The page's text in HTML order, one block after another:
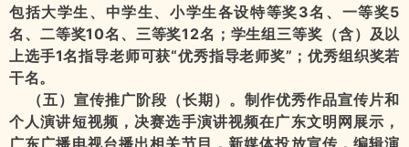
包括大学生、中学生、小学生各设特等奖3名、一等奖5
名、二等奖10名、三等奖12名；学生组三等奖（含）及以
上选手1名指导老师可获“优秀指导老师奖”；优秀组织奖若
干名。
（五）宣传推广阶段（长期）。制作优秀作品宣传片和
个人演讲短视频，决赛选手演讲视频在广东文明网展示，
广东广播电视台播出相关节目，新媒体投放宣传，编辑演